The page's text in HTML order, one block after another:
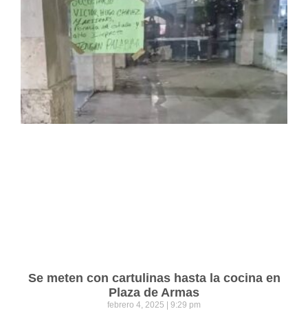
Se meten con cartulinas hasta la cocina en
Plaza de Armas
febrero 4, 2025 9:29 pm